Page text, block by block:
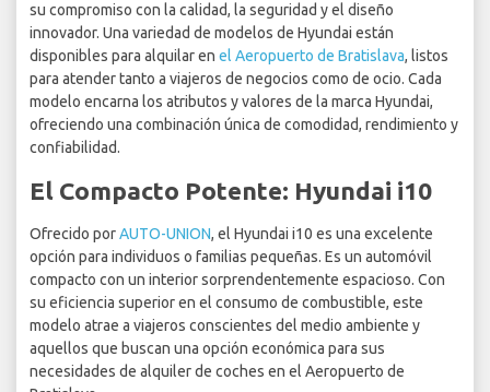
su compromiso con la calidad, la seguridad y el diseño
innovador. Una variedad de modelos de Hyundai están
disponibles para alquilar en el Aeropuerto de Bratislava, listos
para atender tanto a viajeros de negocios como de ocio. Cada
modelo encarna los atributos y valores de la marca Hyundai,
ofreciendo una combinación única de comodidad, rendimiento y
confiabilidad.
El Compacto Potente: Hyundai i10
Ofrecido porAUTO-UNION, el Hyundai i10 es una excelente
opción para individuos o familias pequeñas. Es un automóvil
compacto con un interior sorprendentemente espacioso. Con
su eficiencia superior en el consumo de combustible, este
modelo atrae a viajeros conscientes del medio ambiente y
aquellos que buscan una opción económica para sus
necesidades de alquiler de coches en el Aeropuerto de